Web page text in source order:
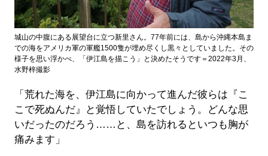
城山の中腹にある展望台に立つ新里さん。77年前には、島から沖縄本島ま
での海をアメリカ軍の軍艦1500隻が埋め尽くし黒々としていました。その
様子を思い浮かべ、「伊江島を描こう」と決めたそうです＝2022年3月、
水野梓撮影
「荒れた海を、伊江島に向かって進んだ彼らは『こ
こで死ぬんだ』と覚悟していたでしょう。どんな思
いだったのだろう……と、島を訪れるといつも胸が
痛みます」